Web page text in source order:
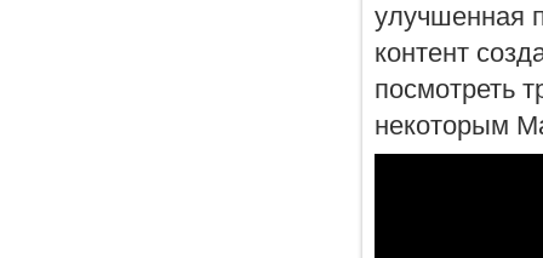
улучшенная
контент
посмотреть
некоторым